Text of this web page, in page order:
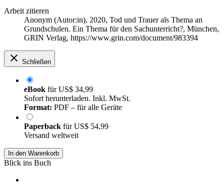
Arbeit zitieren
Anonym (Autor:in), 2020, Tod und Trauer als Thema an
Grundschulen. Ein Thema für den Sachunterricht?, München,
GRIN Verlag, https://www.grin.com/document/983394
Schließen
eBook fürUS$ 34,99
Sofort herunterladen. Inkl. MwSt.
Format: PDF – für alle Geräte
Paperback fürUS$ 54,99
Versand weltweit
In den Warenkorb
Blick ins Buch